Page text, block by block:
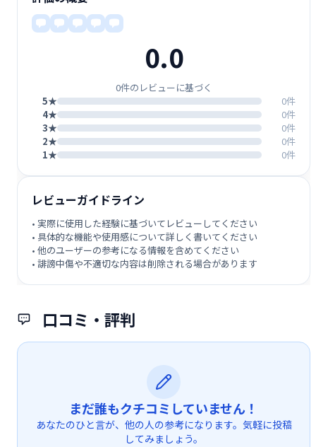
口コミ・評判
まだ誰もクチコミしていません！
あなたのひと言が、他の人の参考になります。気軽に投稿
してみましょう。
0.0
0件のレビューに基づく
5★
0件
4★
0件
3★
0件
2★
0件
1★
0件
レビューガイドライン
• 実際に使用した経験に基づいてレビューしてください
• 具体的な機能や使用感について詳しく書いてください
• 他のユーザーの参考になる情報を含めてください
• 誹謗中傷や不適切な内容は削除される場合があります